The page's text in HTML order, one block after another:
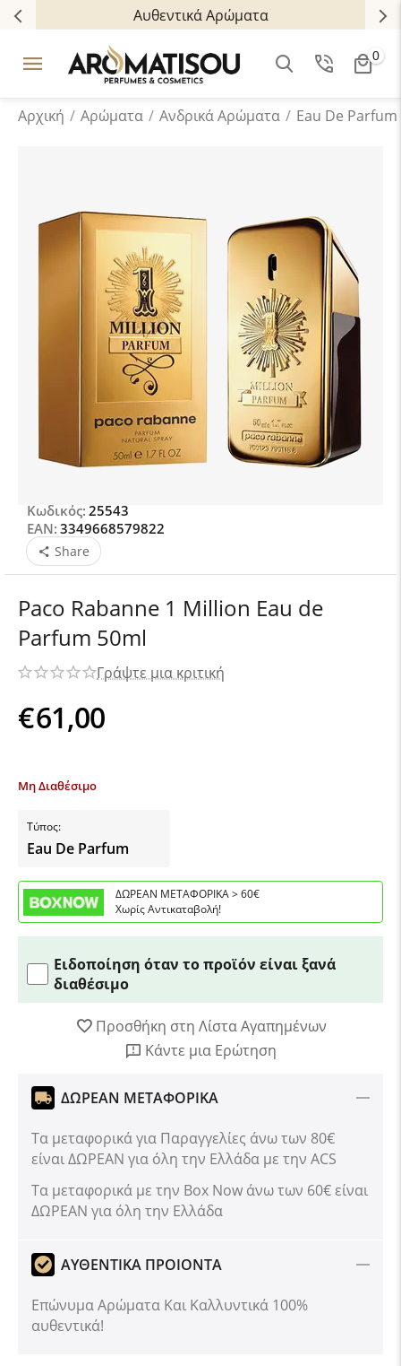
Αυθεντικά Αρώματα
0
Αρχική / Αρώματα / Ανδρικά Aρώματα / Eau De Parfum
EAN: 3349668579822
Κωδικός: 25543
Share
Paco Rabanne 1 Million Eau de
Parfum 50ml
Γράψτε μια κριτική
€61,00
Μη Διαθέσιμο
Τύπος:
Eau De Parfum
ΔΩΡΕΑΝ ΜΕΤΑΦΟΡΙΚΑ > 60€
Χωρίς Αντικαταβολή!
Ειδοποίηση όταν το προϊόν είναι ξανά
διαθέσιμο
Προσθήκη στη Λίστα Αγαπημένων
Κάντε μια Ερώτηση
ΔΩΡΕΑΝ ΜΕΤΑΦΟΡΙΚΑ
Τα μεταφορικά για Παραγγελίες άνω των 80€
είναι ΔΩΡΕΑΝ για όλη την Ελλάδα με την ACS
Tα μεταφορικά με την Box Now άνω των 60€ είναι
ΔΩΡΕΑΝ για όλη την Ελλάδα
ΑΥΘΕΝΤΙΚΑ ΠΡΟΙΟΝΤΑ
Επώνυμα Αρώματα Και Καλλυντικά 100%
αυθεντικά!